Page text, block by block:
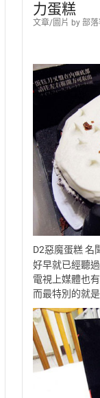
力蛋糕
文章/圖片 by 部
D2惡魔蛋糕 名
好早就已經聽
電視上媒體也
而最特別的就